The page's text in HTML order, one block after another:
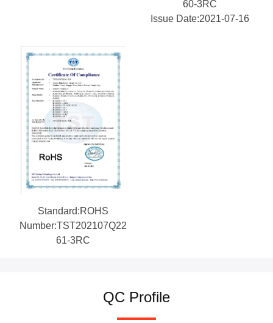
60-3RC
Issue Date:2021-07-16
Standard:ROHS
Number:TST202107Q22
61-3RC
QC Profile